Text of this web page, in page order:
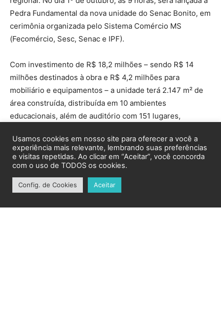
Usamos cookies em nosso site para oferecer a você a
experiência mais relevante, lembrando suas preferências
e visitas repetidas. Ao clicar em “Aceitar”, você concorda
com o uso de TODOS os cookies.
Config. de Cookies Aceitar